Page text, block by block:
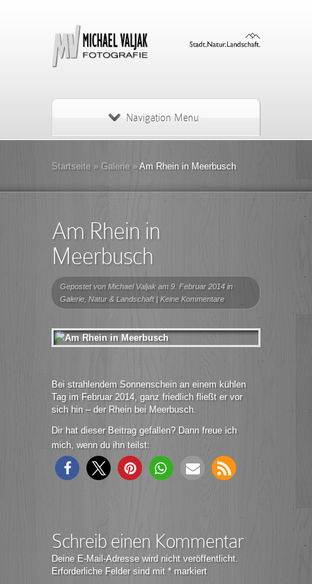
Navigation Menu
Startseite » Galerie » Am Rhein in Meerbusch
Am Rhein in
Meerbusch
Gepostet von Michael Valjak am 9. Februar 2014 in
Galerie Natur & Landschaft| Keine Kommentare
Bei strahlendem Sonnenschein an einem kühlen
Tag im Februar 2014, ganz friedlich fließt er vor
sich hin – der Rhein bei Meerbusch.
Dir hat dieser Beitrag gefallen? Dann freue ich
mich, wenn du ihn teilst:
Schreib einen Kommentar
Deine E-Mail-Adresse wird nicht veröffentlicht.
Erforderliche Felder sind mit * markiert